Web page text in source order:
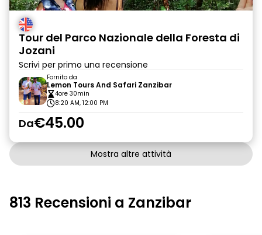
Tour del Parco Nazionale della Foresta di
Jozani
Scrivi per primo una recensione
Fornito da
Lemon Tours And Safari Zanzibar
4ore 30min
8:20 AM, 12:00 PM
Da€45.00
Mostra altre attività
813 Recensioni a Zanzibar